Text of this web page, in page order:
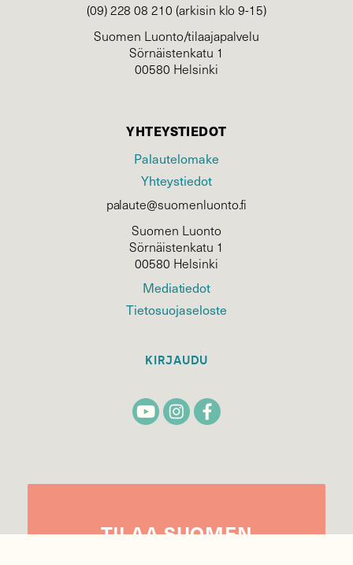
(09) 228 08 210 (arkisin klo 9-15)
Suomen Luonto/tilaajapalvelu
Sörnäistenkatu 1
00580 Helsinki
YHTEYSTIEDOT
Palautelomake
Yhteystiedot
palaute@suomenluonto.fi
Suomen Luonto
Sörnäistenkatu 1
00580 Helsinki
Mediatiedot
Tietosuojaseloste
KIRJAUDU
TILAASUOMEN